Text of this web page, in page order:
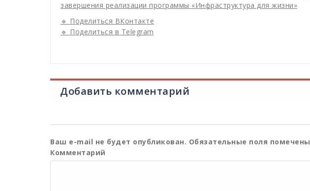
завершения реализации программы «Инфраструктура для жизни»
🔹 Поделиться ВКонтакте
🔹 Поделиться в Telegram
Добавить комментарий
Ваш e-mail не будет опубликован. Обязательные поля помечены
Комментарий